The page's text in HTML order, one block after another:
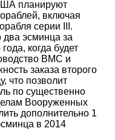
планируют
включая
серии III.
два эсминца за
когда будет
ВМС и
заказа второго
что позволит
по существенно
Вооруженных
дополнительно 1
в 2014